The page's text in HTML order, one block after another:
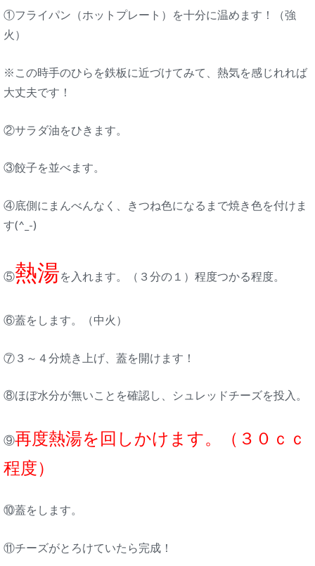
①フライパン（ホットプレート）を十分に温めます！（強
火）
※この時手のひらを鉄板に近づけてみて、熱気を感じれれば
大丈夫です！
②サラダ油をひきます。
③餃子を並べます。
④底側にまんべんなく、きつね色になるまで焼き色を付けま
す(^_-)
⑤熱湯を入れます。（３分の１）程度つかる程度。
⑥蓋をします。（中火）
⑦３～４分焼き上げ、蓋を開けます！
⑧ほぼ水分が無いことを確認し、シュレッドチーズを投入。
⑨再度熱湯を回しかけます。（３０ｃｃ
程度）
⑩蓋をします。
⑪チーズがとろけていたら完成！